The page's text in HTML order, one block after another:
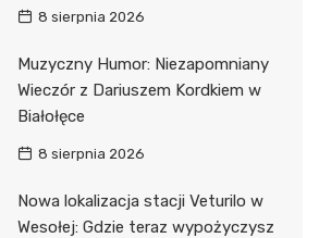
8 sierpnia 2026
Muzyczny Humor: Niezapomniany
Wieczór z Dariuszem Kordkiem w
Białołęce
8 sierpnia 2026
Nowa lokalizacja stacji Veturilo w
Wesołej: Gdzie teraz wypożyczysz